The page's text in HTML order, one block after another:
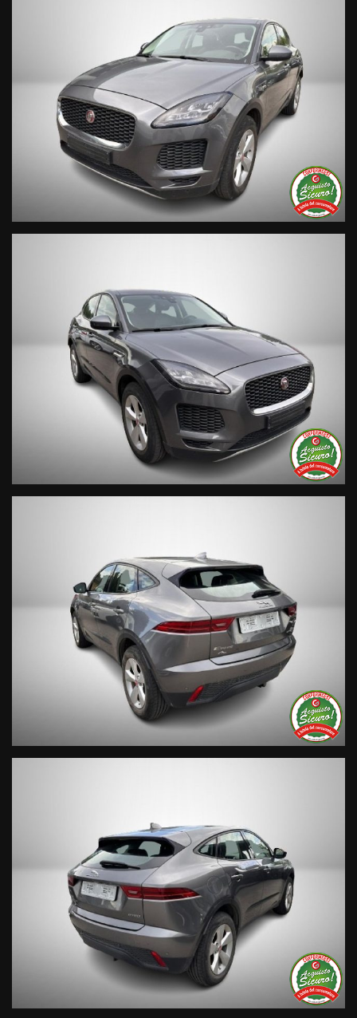
• Garanzia legale di Conformità prevista obbligatoriamente
• Garanzia estendibile fino a 60 mesi.
Segui Automobili Vendramini
e leggi le recensioni che
descrivono l’esperienza dei nostri clienti:
• Sul nostro sito ufficiale www.automobilivendramini.it dove
potrai trovare l’intero parco auto aggiornato, maggiori foto e
info per ogni singola vettura, i nostri servizi e la nostra storia.
• Sulla nostra pagina Facebook
• Sulla nostra pagina Instagram
• Sul nostro profilo Google Business
• Si precisa che le informazioni contenute negli annunci
online e nel proprio sito web sono state compilate con cura
affinché siano il più complete e precise; tuttavia possono
contenere errori e omissioni. Si declina ogni responsabilità
per eventuali involontarie incongruenze che non
rappresentano un impegno contrattuale.